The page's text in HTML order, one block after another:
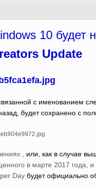
10 будет
Update
с именованием
будет сохранено с
, или, как в случае
в марте 2017 года,
Dayбудет официально